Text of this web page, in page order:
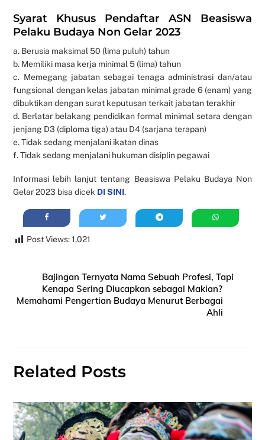
Syarat Khusus Pendaftar ASN Beasiswa
Pelaku Budaya Non Gelar 2023
a. Berusia maksimal 50 (lima puluh) tahun
b. Memiliki masa kerja minimal 5 (lima) tahun
c. Memegang jabatan sebagai tenaga administrasi dan/atau
fungsional dengan kelas jabatan minimal grade 6 (enam) yang
dibuktikan dengan surat keputusan terkait jabatan terakhir
d. Berlatar belakang pendidikan formal minimal setara dengan
jenjang D3 (diploma tiga) atau D4 (sarjana terapan)
e. Tidak sedang menjalani ikatan dinas
f. Tidak sedang menjalani hukuman disiplin pegawai
Informasi lebih lanjut tentang Beasiswa Pelaku Budaya Non
Gelar 2023 bisa dicek DI SINI.
Post Views: 1,021
Bajingan Ternyata Nama Sebuah Profesi, Tapi
Kenapa Sering Diucapkan sebagai Makian?
Memahami Pengertian Budaya Menurut Berbagai
Ahli
Related Posts